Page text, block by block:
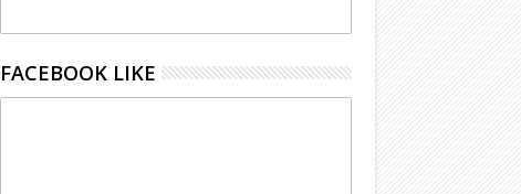
FACEBOOK LIKE